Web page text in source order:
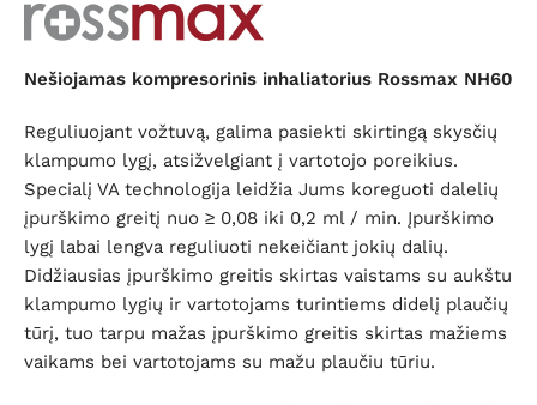
Nešiojamas kompresorinis inhaliatorius Rossmax NH60
Reguliuojant vožtuvą, galima pasiekti skirtingą skysčių
klampumo lygį, atsižvelgiant į vartotojo poreikius.
Specialį VA technologija leidžia Jums koreguoti dalelių
įpurškimo greitį nuo ≥ 0,08 iki 0,2 ml / min. Įpurškimo
lygį labai lengva reguliuoti nekeičiant jokių dalių.
Didžiausias įpurškimo greitis skirtas vaistams su aukštu
klampumo lygių ir vartotojams turintiems didelį plaučių
tūrį, tuo tarpu mažas įpurškimo greitis skirtas mažiems
vaikams bei vartotojams su mažu plaučiu tūriu.